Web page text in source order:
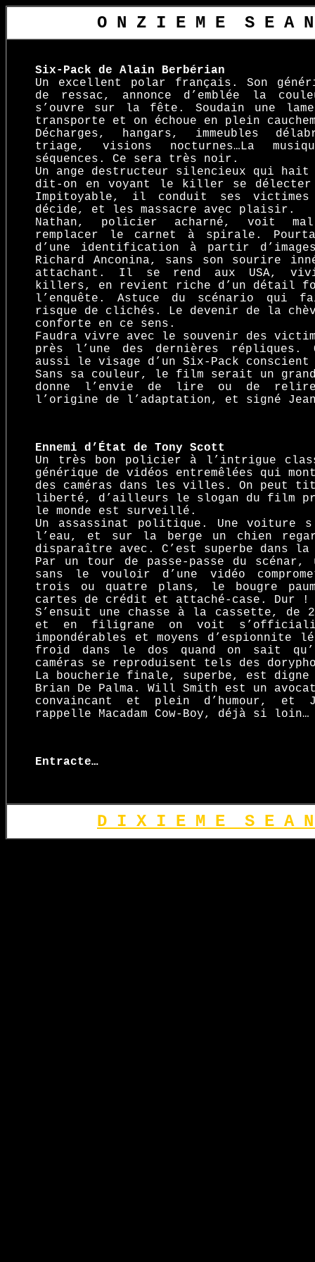
O N Z I E M E S E A
Six-Pack de Alain Berbérian
Un excellent polar français. Son
de ressac, annonce d’emblée la
s’ouvre sur la fête. Soudain une
transporte et on échoue en plein
Décharges, hangars, immeubles
triage, visions nocturnes…La
séquences. Ce sera très noir.
Un ange destructeur silencieux qui hait
dit-on en voyant le killer se
Impitoyable, il conduit ses
décide, et les massacre avec plaisir.
Nathan, policier acharné, voit
remplacer le carnet à spirale.
d’une identification à partir
Richard Anconina, sans son sourire
attachant. Il se rend aux USA,
killers, en revient riche d’un détail
l’enquête. Astuce du scénario qui
risque de clichés. Le devenir de la
conforte en ce sens.
Faudra vivre avec le souvenir des
près l’une des dernières répliques.
aussi le visage d’un Six-Pack
Sans sa couleur, le film serait un
donne l’envie de lire ou de
l’origine de l’adaptation, et signé
Ennemi d’État de Tony Scott
Un très bon policier à l’intrigue
générique de vidéos entremêlées qui
des caméras dans les villes. On peut
liberté, d’ailleurs le slogan du film
le monde est surveillé.
Un assassinat politique. Une voiture s
l’eau, et sur la berge un chien
disparaître avec. C’est superbe dans
Par un tour de passe-passe du
sans le vouloir d’une vidéo
trois ou quatre plans, le bougre
cartes de crédit et attaché-case. Dur !
S’ensuit une chasse à la cassette, de
et en filigrane on voit
impondérables et moyens d’espionnite
froid dans le dos quand on sait
caméras se reproduisent tels des
La boucherie finale, superbe, est digne
Brian De Palma. Will Smith est un
convaincant et plein d’humour, et
rappelle Macadam Cow-Boy, déjà si loin…
Entracte…
D I X I E M E S E A N